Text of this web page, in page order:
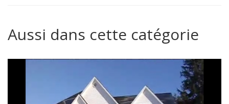
Aussi dans cette catégorie